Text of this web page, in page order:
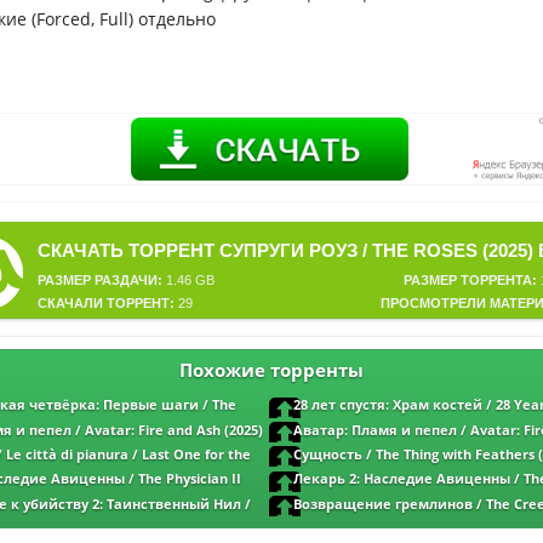
(Forced, Full) отдельно
РАЗМЕР ТОРРЕНТА:
РАЗМЕР РАЗДАЧИ: 1.46 GB
ПРОСМОТРЕЛИ
СКАЧАЛИ ТОРРЕНТ: 29
Похожие торренты
четвёрка: Первые шаги / The
Steps (2025) BDRip от MegaPeer | D |
28 лет спустя: Храм костей / 28
Bone Temple (2026) BDRip от MegaPeer
и пепел / Avatar: Fire and Ash (2025)
| D | MovieDalen
Аватар: Пламя и пепел / Avatar:
BDRip от MegaPeer | D | MovieDalen
città di pianura / Last One for the
от MegaPeer | P | Кинопоиск HD
Сущность / The Thing with Feathers
MegaPeer | D | Lucky Production
Авиценны / The Physician II
| D | Мосфильм-Мастер
Лекарь 2: Наследие Авиценны /
(2025) BDRip от MegaPeer | D |
к убийству 2: Таинственный Нил /
(2025) BDRip от MegaPeer | D |
Возвращение гремлинов / The
от MegaPeer | D | Кинопоиск HD |